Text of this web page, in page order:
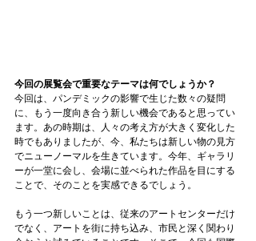
今回の展覧会で重要なテーマは何でしょうか？
今回は、パンデミックの影響で生じた数々の疑問
に、もう一度向き合う新しい機会であると思ってい
ます。あの時期は、人々の考え方が大きく変化した
時でもありましたが、今、私たちは新しい物の見方
でニューノーマルを生きています。今年、ギャラリ
ーが一堂に会し、会場に並べられた作品を目にする
ことで、そのことを実感できるでしょう。
もう一つ新しいことは、従来のアートセンターだけ
でなく、アートを街に持ち込み、市民と深く関わり